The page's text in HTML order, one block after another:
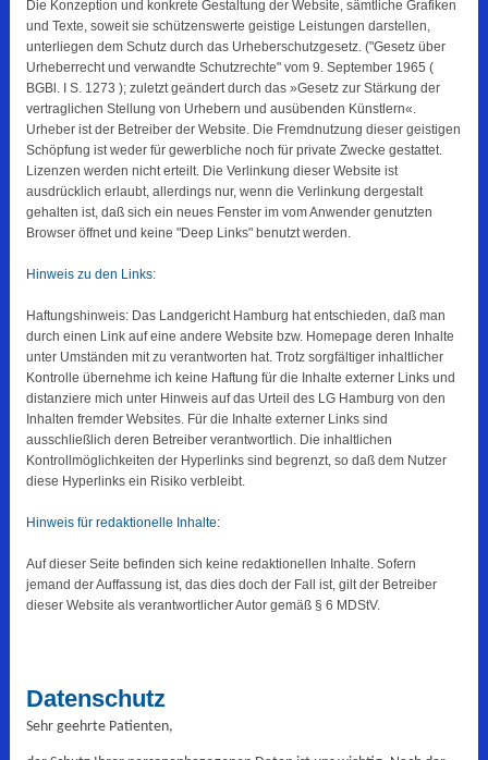
Die Konzeption und konkrete Gestaltung der Website, sämtliche Grafiken
und Texte, soweit sie schützenswerte geistige Leistungen darstellen,
unterliegen dem Schutz durch das Urheberschutzgesetz. ("Gesetz über
Urheberrecht und verwandte Schutzrechte" vom 9. September 1965 (
BGBl. I S. 1273 ); zuletzt geändert durch das »Gesetz zur Stärkung der
vertraglichen Stellung von Urhebern und ausübenden Künstlern«.
Urheber ist der Betreiber der Website. Die Fremdnutzung dieser geistigen
Schöpfung ist weder für gewerbliche noch für private Zwecke gestattet.
Lizenzen werden nicht erteilt. Die Verlinkung dieser Website ist
ausdrücklich erlaubt, allerdings nur, wenn die Verlinkung dergestalt
gehalten ist, daß sich ein neues Fenster im vom Anwender genutzten
Browser öffnet und keine "Deep Links" benutzt werden.
Hinweis zu den Links:
Haftungshinweis: Das Landgericht Hamburg hat entschieden, daß man
durch einen Link auf eine andere Website bzw. Homepage deren Inhalte
unter Umständen mit zu verantworten hat. Trotz sorgfältiger inhaltlicher
Kontrolle übernehme ich keine Haftung für die Inhalte externer Links und
distanziere mich unter Hinweis auf das Urteil des LG Hamburg von den
Inhalten fremder Websites. Für die Inhalte externer Links sind
ausschließlich deren Betreiber verantwortlich. Die inhaltlichen
Kontrollmöglichkeiten der Hyperlinks sind begrenzt, so daß dem Nutzer
diese Hyperlinks ein Risiko verbleibt.
Hinweis für redaktionelle Inhalte:
Auf dieser Seite befinden sich keine redaktionellen Inhalte. Sofern
jemand der Auffassung ist, das dies doch der Fall ist, gilt der Betreiber
dieser Website als verantwortlicher Autor gemäß § 6 MDStV.
Datenschutz
Sehr geehrte Patienten,